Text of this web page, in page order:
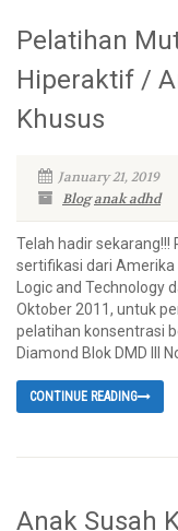
Pelatihan
Hiperaktif /
Khusus
January 21, 2019
Blog anak adhd
Telah hadir
sertifikasi dari Amerika
Logic and Technology
Oktober 2011, untuk
pelatihan konsentrasi
Diamond Blok DMD III
CONTINUE READING
Anak Susah